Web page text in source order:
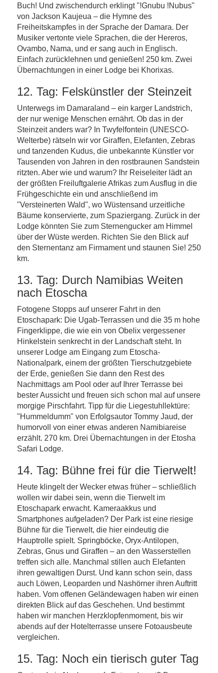
Buch! Und zwischendurch erklingt "!Gnubu !Nubus"
von Jackson Kaujeua – die Hymne des
Freiheitskampfes in der Sprache der Damara. Der
Musiker vertonte viele Sprachen, die der Hereros,
Ovambo, Nama, und er sang auch in Englisch.
Einfach zurücklehnen und genießen! 250 km. Zwei
Übernachtungen in einer Lodge bei Khorixas.
12. Tag: Felskünstler der Steinzeit
Unterwegs im Damaraland – ein karger Landstrich,
der nur wenige Menschen ernährt. Ob das in der
Steinzeit anders war? In Twyfelfontein (UNESCO-
Welterbe) rätseln wir vor Giraffen, Elefanten, Zebras
und tanzenden Kudus, die unbekannte Künstler vor
Tausenden von Jahren in den rostbraunen Sandstein
ritzten. Aber wie und warum? Ihr Reiseleiter lädt an
der größten Freiluftgalerie Afrikas zum Ausflug in die
Frühgeschichte ein und anschließend im
"Versteinerten Wald", wo Wüstensand urzeitliche
Bäume konservierte, zum Spaziergang. Zurück in der
Lodge könnten Sie zum Sternengucker am Himmel
über der Wüste werden. Richten Sie den Blick auf
den Sternentanz am Firmament und staunen Sie! 250
km.
13. Tag: Durch Namibias Weiten
nach Etoscha
Fotogene Stopps auf unserer Fahrt in den
Etoschapark: Die Ugab-Terrassen und die 35 m hohe
Fingerklippe, die wie ein von Obelix vergessener
Hinkelstein senkrecht in der Landschaft steht. In
unserer Lodge am Eingang zum Etoscha-
Nationalpark, einem der größten Tierschutzgebiete
der Erde, genießen Sie dann den Rest des
Nachmittags am Pool oder auf Ihrer Terrasse bei
bester Aussicht und freuen sich schon mal auf unsere
morgige Pirschfahrt. Tipp für die Liegestuhllektüre:
"Hummeldumm" von Erfolgsautor Tommy Jaud, der
humorvoll von einer etwas anderen Namibiareise
erzählt. 270 km. Drei Übernachtungen in der Etosha
Safari Lodge.
14. Tag: Bühne frei für die Tierwelt!
Heute klingelt der Wecker etwas früher – schließlich
wollen wir dabei sein, wenn die Tierwelt im
Etoschapark erwacht. Kameraakkus und
Smartphones aufgeladen? Der Park ist eine riesige
Bühne für die Tierwelt, die hier eindeutig die
Hauptrolle spielt. Springböcke, Oryx-Antilopen,
Zebras, Gnus und Giraffen – an den Wasserstellen
treffen sich alle. Manchmal stillen auch Elefanten
ihren gewaltigen Durst. Und kann schon sein, dass
auch Löwen, Leoparden und Nashörner ihren Auftritt
haben. Vom offenen Geländewagen haben wir einen
direkten Blick auf das Geschehen. Und bestimmt
haben wir manchen Herzklopfenmoment, bis wir
abends auf der Hotelterrasse unsere Fotoausbeute
vergleichen.
15. Tag: Noch ein tierisch guter Tag